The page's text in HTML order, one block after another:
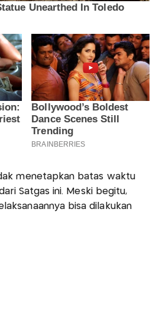
menetapkan batas waktu
Satgas ini. Meski begitu,
bisa dilakukan